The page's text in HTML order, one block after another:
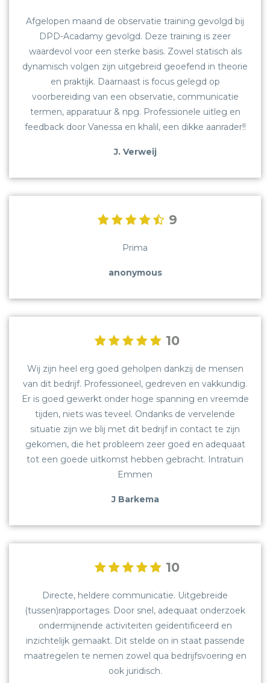
OVER ONS
CONTACT
REVIEWS
SCREENING
GELUIDSMETINGEN
OPLEIDINGEN
Afgelopen maand de observatie training gevolgd bij
DPD-Acadamy gevolgd. Deze training is zeer
waardevol voor een sterke basis. Zowel statisch als
dynamisch volgen zijn uitgebreid geoefend in theorie
en praktijk. Daarnaast is focus gelegd op
voorbereiding van een observatie, communicatie
termen, apparatuur & npg. Professionele uitleg en
feedback door Vanessa en khalil, een dikke aanrader!!
J. Verweij
9
Prima
anonymous
10
Wij zijn heel erg goed geholpen dankzij de mensen
van dit bedrijf. Professioneel, gedreven en vakkundig.
Er is goed gewerkt onder hoge spanning en vreemde
tijden, niets was teveel. Ondanks de vervelende
situatie zijn we blij met dit bedrijf in contact te zijn
gekomen, die het probleem zeer goed en adequaat
tot een goede uitkomst hebben gebracht. Intratuin
Emmen
J Barkema
10
Directe, heldere communicatie. Uitgebreide
(tussen)rapportages. Door snel, adequaat onderzoek
ondermijnende activiteiten geïdentificeerd en
inzichtelijk gemaakt. Dit stelde on in staat passende
maatregelen te nemen zowel qua bedrijfsvoering en
ook juridisch.